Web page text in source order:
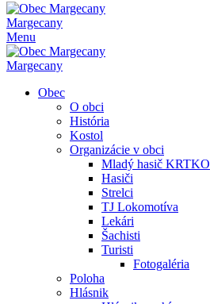
Margecany
Menu
Margecany
Obec
O obci
História
Kostol
Organizácie v obci
Mladý hasič KRTKO
Hasiči
Strelci
TJ Lokomotíva
Lekári
Šachisti
Turisti
Fotogaléria
Poloha
Hlásnik